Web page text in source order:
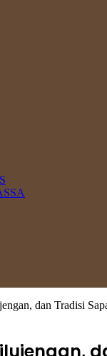
dan Tradisi